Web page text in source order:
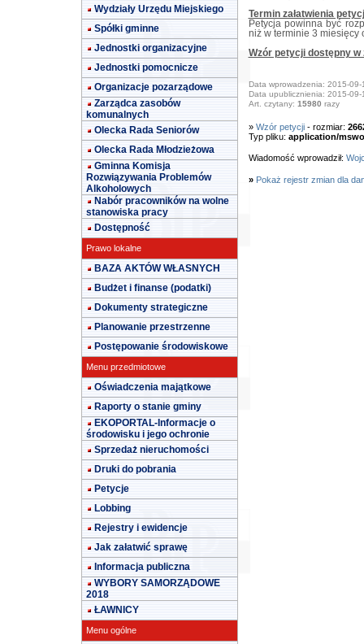
Wydziały Urzędu Miejskiego
Spółki gminne
Jednostki organizacyjne
Jednostki pomocnicze
Organizacje pozarządowe
Zarządca zasobów
komunalnych
Olecka Rada Seniorów
Olecka Rada Młodzieżowa
Gminna Komisja
Rozwiązywania Problemów
Alkoholowych
Nabór pracowników na wolne
stanowiska pracy
Dostępność
Prawo lokalne
BAZA AKTÓW WŁASNYCH
Budżet i finanse (podatki)
Dokumenty strategiczne
Planowanie przestrzenne
Postępowanie środowiskowe
Menu przedmiotowe
Oświadczenia majątkowe
Raporty o stanie gminy
EKOPORTAL-Informacje o
środowisku i jego ochronie
Sprzedaż nieruchomości
Druki do pobrania
Petycje
Lobbing
Rejestry i ewidencje
Jak załatwić sprawę
Informacja publiczna
WYBORY SAMORZĄDOWE
2018
ŁAWNICY
Menu ogólne
Termin załatwienia
Petycja powinna być
niż w terminie 3 miesięcy
Wzór petycji dostępny w
Data wprowadzenia: 2015-09-
Data upublicznienia: 2015-09-
Art. czytany: 15980 razy
» Wzór petycji- rozmiar:
Typ pliku: application/
Wiadomość wprowadził:
» Pokaż rejestr zmian dla